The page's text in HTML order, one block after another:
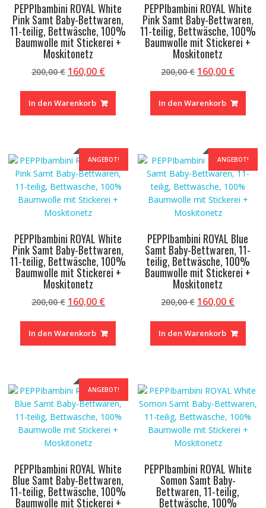
PEPPIbambini ROYAL White
Pink Samt Baby-Bettwaren,
11-teilig, Bettwäsche, 100%
Baumwolle mit Stickerei +
Moskitonetz
200,00€ Ursprünglicher
war:
200,00 €
160,00 €Aktueller
160,00 €.
In den Warenkorb
PEPPIbambini ROYAL White
Pink Samt Baby-Bettwaren,
11-teilig, Bettwäsche, 100%
Baumwolle mit Stickerei +
Moskitonetz
200,00€ Ursprünglicher
war:
200,00 €
160,00 €
160,00
In den Warenkorb
ANGEBOT!
PEPPIbambini ROYAL White
Pink Samt Baby-Bettwaren,
11-teilig, Bettwäsche, 100%
Baumwolle mit Stickerei +
Moskitonetz
200,00€ Ursprünglicher
war:
200,00 €
160,00 €Aktueller
160,00 €.
In den Warenkorb
ANGEBOT!
PEPPIbambini ROYAL Blue
Samt Baby-Bettwaren, 11-
teilig, Bettwäsche, 100%
Baumwolle mit Stickerei +
Moskitonetz
200,00€ Ursprünglicher
war:
200,00 €
160,00 €
160,00
In den Warenkorb
ANGEBOT!
PEPPIbambini ROYAL White
Blue Samt Baby-Bettwaren,
11-teilig, Bettwäsche, 100%
Baumwolle mit Stickerei +
PEPPIbambini ROYAL White
Somon Samt Baby-
Bettwaren, 11-teilig,
Bettwäsche, 100%